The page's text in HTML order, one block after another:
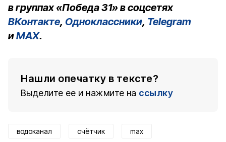
в группах «Победа 31» в соцсетях
ВКонтакте, Одноклассники, Telegram
иMAX.
Нашли опечатку в тексте?
Выделите ее и нажмите на ссылку
водоканал счётчик max